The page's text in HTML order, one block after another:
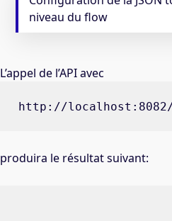
niveau du flow
L’appel de l’API avec
http://localhost:8082/
produira le résultat suivant: